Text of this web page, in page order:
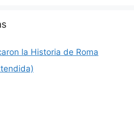
la Historia de Roma